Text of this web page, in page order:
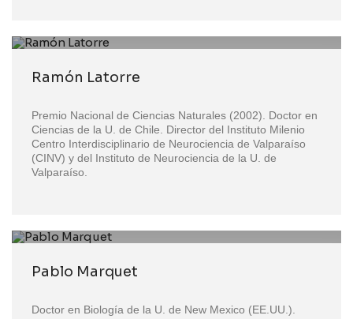
Ramón Latorre
Premio Nacional de Ciencias Naturales (2002). Doctor en
Ciencias de la U. de Chile. Director del Instituto Milenio
Centro Interdisciplinario de Neurociencia de Valparaíso
(CINV) y del Instituto de Neurociencia de la U. de
Valparaíso.
Pablo Marquet
Doctor en Biología de la U. de New Mexico (EE.UU.).